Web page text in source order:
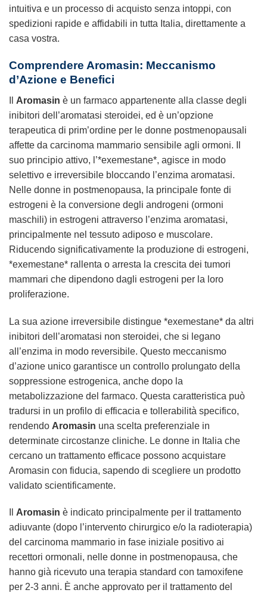
intuitiva e un processo di acquisto senza intoppi, con
spedizioni rapide e affidabili in tutta Italia, direttamente a
casa vostra.
Comprendere Aromasin: Meccanismo
d’Azione e Benefici
Aromasin è un farmaco appartenente alla classe degli
inibitori dell’aromatasi steroidei, ed è un’opzione
terapeutica di prim’ordine per le donne postmenopausali
affette da carcinoma mammario sensibile agli ormoni. Il
suo principio attivo, l’*exemestane*, agisce in modo
selettivo e irreversibile bloccando l’enzima aromatasi.
Nelle donne in postmenopausa, la principale fonte di
estrogeni è la conversione degli androgeni (ormoni
maschili) in estrogeni attraverso l’enzima aromatasi,
principalmente nel tessuto adiposo e muscolare.
Riducendo significativamente la produzione di estrogeni,
*exemestane* rallenta o arresta la crescita dei tumori
mammari che dipendono dagli estrogeni per la loro
proliferazione.
La sua azione irreversibile distingue *exemestane* da altri
inibitori dell’aromatasi non steroidei, che si legano
all’enzima in modo reversibile. Questo meccanismo
d’azione unico garantisce un controllo prolungato della
soppressione estrogenica, anche dopo la
metabolizzazione del farmaco. Questa caratteristica può
tradursi in un profilo di efficacia e tollerabilità specifico,
rendendo Aromasin una scelta preferenziale in
determinate circostanze cliniche. Le donne in Italia che
cercano un trattamento efficace possono acquistare
Aromasin con fiducia, sapendo di scegliere un prodotto
validato scientificamente.
Aromasin è indicato principalmente per il trattamento
adiuvante (dopo l’intervento chirurgico e/o la radioterapia)
del carcinoma mammario in fase iniziale positivo ai
recettori ormonali, nelle donne in postmenopausa, che
hanno già ricevuto una terapia standard con tamoxifene
per 2-3 anni. È anche approvato per il trattamento del